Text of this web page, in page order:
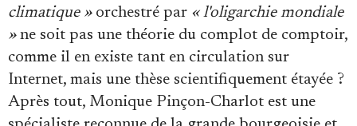
climatique »orchestré par « l'oligarchie mondiale
»ne soit pas une théorie du complot de comptoir,
comme il en existe tant en circulation sur
Internet, mais une thèse scientifiquement étayée ?
Après tout, Monique Pinçon-Charlot est une